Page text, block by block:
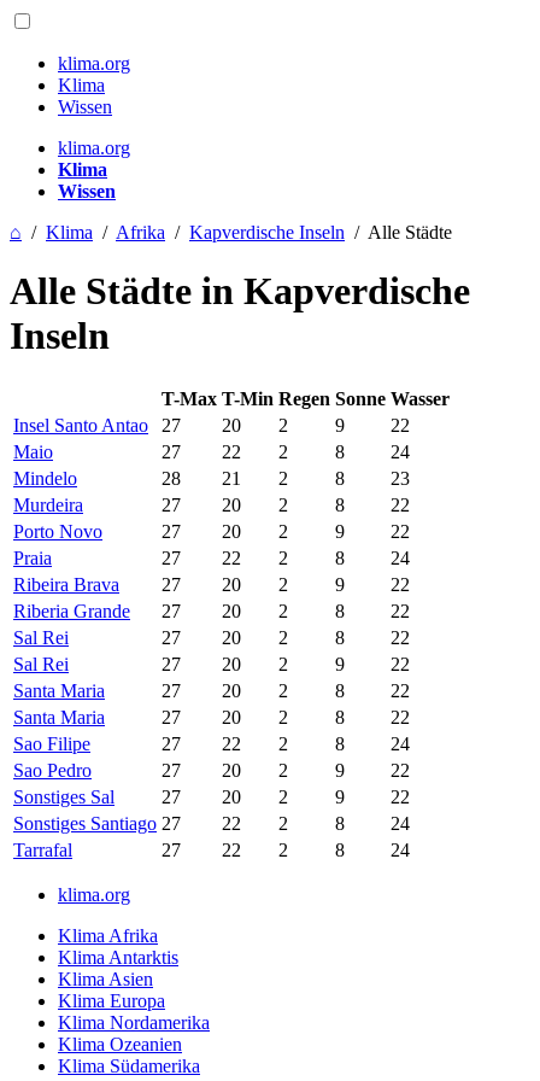
klima.org
Klima
Wissen
klima.org
Klima
Wissen
⌂ / Klima / Afrika / Kapverdische Inseln / Alle Städte
Alle Städte in Kapverdische
Inseln
T-Max T-Min Regen Sonne Wasser
Insel Santo Antao
27 20 2 9
22
Maio
27 22 2 8
24
Mindelo
28 21 2 8
23
Murdeira
27 20 2 8
22
Porto Novo
27 20 2 9
22
Praia
27 22 2 8
24
Ribeira Brava
27 20 2 9
22
Riberia Grande
27 20 2 8
22
Sal Rei
27 20 2 8
22
Sal Rei
27 20 2 9
22
Santa Maria
27 20 2 8
22
Santa Maria
27 20 2 8
22
Sao Filipe
27 22 2 8
24
Sao Pedro
27 20 2 9
22
Sonstiges Sal
27 20 2 9
22
Sonstiges Santiago 27 22 2 8
24
Tarrafal
27 22 2 8 24
klima.org
Klima Afrika
Klima Antarktis
Klima Asien
Klima Europa
Klima Nordamerika
Klima Ozeanien
Klima Südamerika